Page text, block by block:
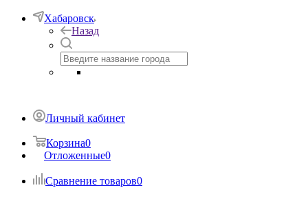
Хабаровск
Назад
Личный кабинет
Корзина0
Отложенные0
Сравнение товаров0